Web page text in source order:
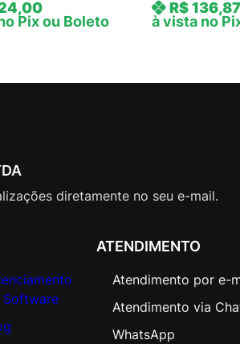
Pix ou Boleto
R$136,87
à vista no
diretamente no seu e-mail.
Software
ATENDIMENTO
Atendimento por e-
Atendimento via
WhatsApp